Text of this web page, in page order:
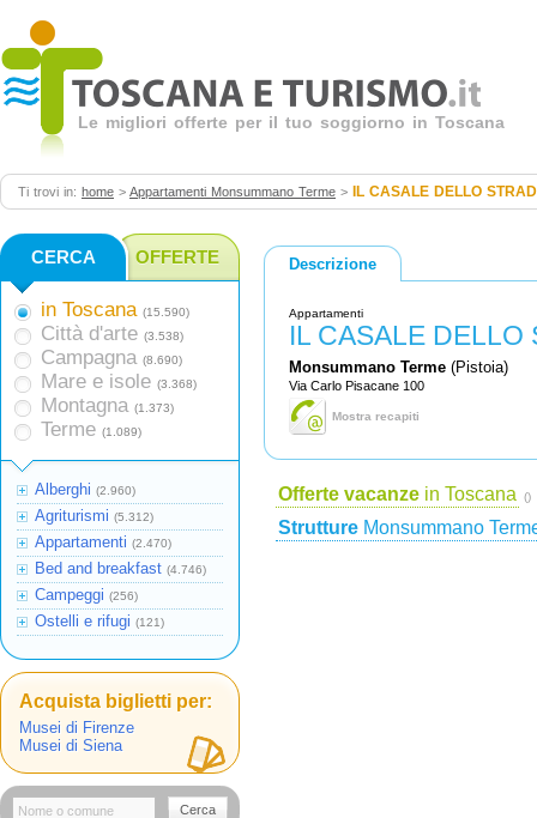
Le migliori offerte per il tuo soggiorno in Toscana
Ti trovi in: home > Appartamenti Monsummano Terme > IL CASALE DELLO
Descrizione
Appartamenti
IL CASALE DELLO
Monsummano Terme (Pistoia)
Via Carlo Pisacane 100
Mostra recapiti
Offerte vacanze in Toscana ()
Strutture Monsummano
CERCA OFFERTE
in Toscana (15.590)
Città d'arte (3.538)
Campagna (8.690)
Mare e isole (3.368)
Montagna (1.373)
Terme (1.089)
Alberghi (2.960)
Agriturismi (5.312)
Appartamenti (2.470)
Bed and breakfast (4.746)
Campeggi (256)
Ostelli e rifugi (121)
Acquista biglietti per:
Musei di Firenze
Musei di Siena
Cerca